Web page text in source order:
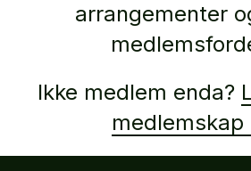
arrangementer
Ikke medlem enda?
medlemskap